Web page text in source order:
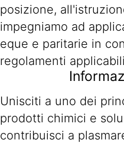
posizione,
impegniamo ad
eque e paritarie in
regolamenti
Unisciti a uno dei
prodotti chimici e
contribuisci a